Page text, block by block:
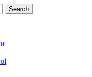
Search